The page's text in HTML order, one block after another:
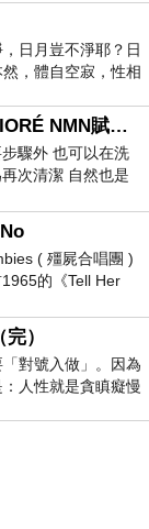
日月豈不淨耶？日
，體自空寂，性相
♡♡韓國保養新選擇：SIORÉ NMN賦活泡泡化妝水♡♡
驟外 也可以在洗
次清潔 自然也是
化妝
( 殭屍合唱團 )
的《Tell Her
大單曲
）
對號入做」。因為
人性就是貪瞋癡慢